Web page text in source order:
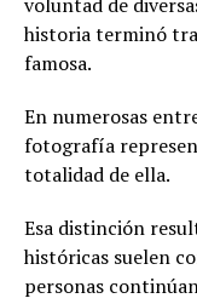
historia terminó
famosa.
En numerosas
fotografía
totalidad de ella.
Esa distinción
históricas suelen
personas